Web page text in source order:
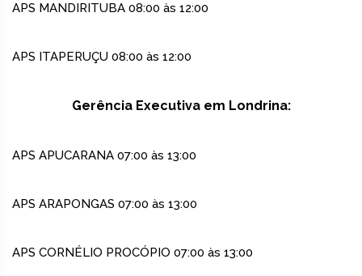
APS MANDIRITUBA 08:00 às 12:00
APS ITAPERUÇU 08:00 às 12:00
Gerência Executiva em Londrina:
APS APUCARANA 07:00 às 13:00
APS ARAPONGAS 07:00 às 13:00
APS CORNÉLIO PROCÓPIO 07:00 às 13:00